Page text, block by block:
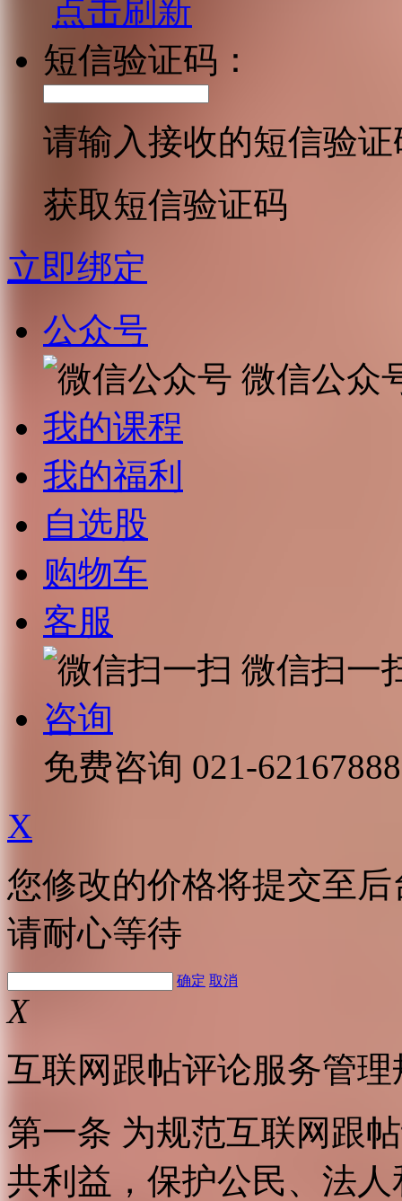
点击刷新
短信验证码：
请输入接收的短信验证
获取短信验证码
立即绑定
公众号
微信公众
我的课程
我的福利
自选股
购物车
客服
微信扫一
咨询
免费咨询 021-62167888
X
您修改的价格将提交至
请耐心等待
确定 取消
X
互联网跟帖评论服务管理
第一条 为规范互联网跟
共利益，保护公民、法